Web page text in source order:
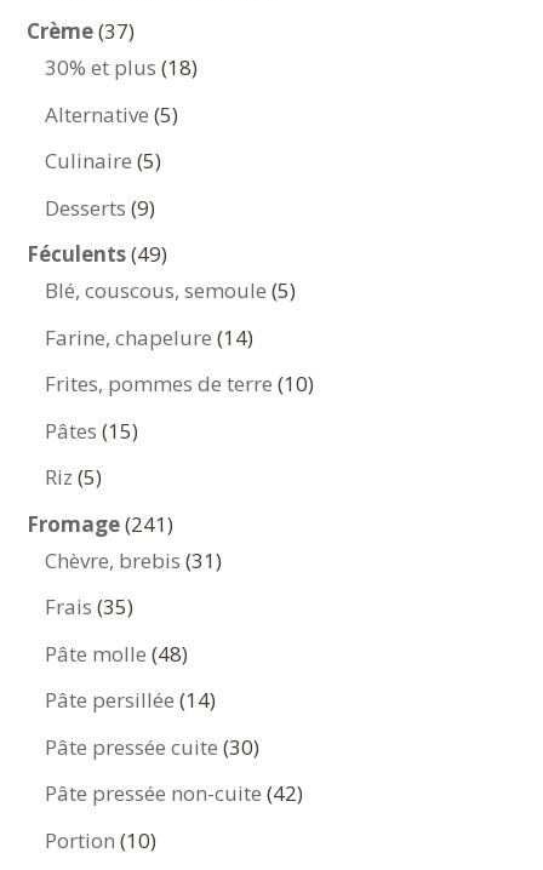
Crème 3737
produits
30% et plus 1818
Alternative 55
Culinaire 55
Desserts 99
produits
Féculents 4949
produits
Blé, couscous, semoule 55
Farine, chapelure 1414
produits
Frites, pommes de terre 1010
Pâtes 1515
Riz 55
produits
Fromage 241241
produits
Chèvre, brebis 3131
Frais 3535
produits
Pâte molle 4848
produits
Pâte persillée 1414
produits
Pâte pressée cuite 3030
produits
Pâte pressée non-cuite 4242
Portion 1010